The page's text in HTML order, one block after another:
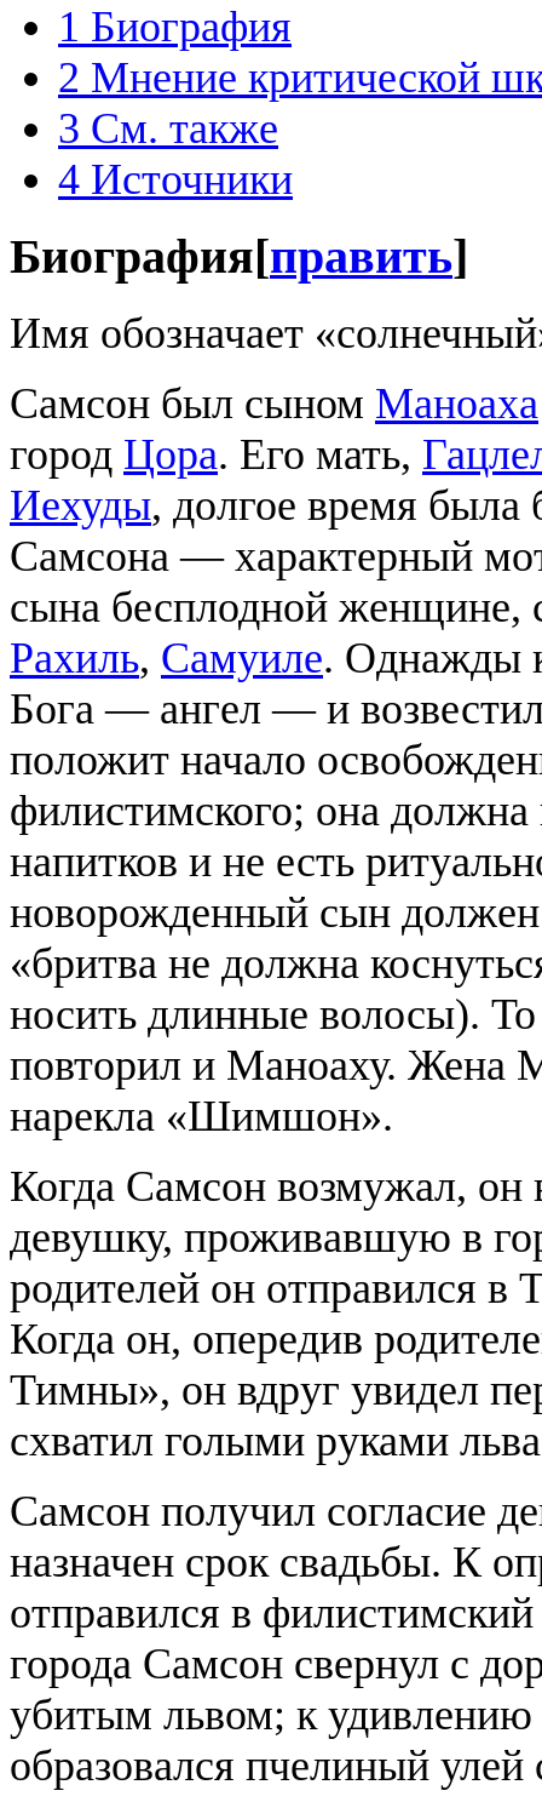
1 Биография
2 Мнение критической
3 См. также
4 Источники
Биография[править]
Имя обозначает
Самсон был сыном Маноаха
город Цора. Его мать,
Иехуды, долгое время была
Самсона — характерный
сына бесплодной женщине,
Рахиль, Самуиле. Однажды
Бога — ангел — и
положит начало
филистимского; она должна
напитков и не есть
новорожденный сын
«бритва не должна
носить длинные волосы).
повторил и Маноаху. Жена
нарекла «Шимшон».
Когда Самсон возмужал,
девушку, проживавшую в
родителей он отправился
Когда он, опередив
Тимны», он вдруг увидел
схватил голыми руками
Самсон получил согласие
назначен срок свадьбы. К
отправился в филистимский
города Самсон свернул с
убитым львом; к удивлению
образовался пчелиный